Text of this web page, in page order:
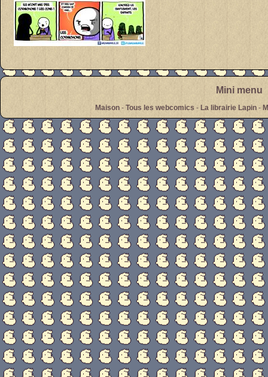
Mini menu
Maison- Tous les webcomics - La librairie Lapin-